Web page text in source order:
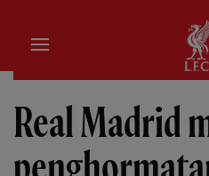
Real Madrid